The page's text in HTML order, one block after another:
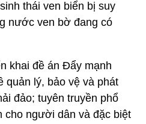
thái ven biển bị suy
nước ven bờ đang có
khai đề án Đẩy mạnh
quản lý, bảo vệ và phát
đảo; tuyên truyền phổ
cho người dân và đặc biệt